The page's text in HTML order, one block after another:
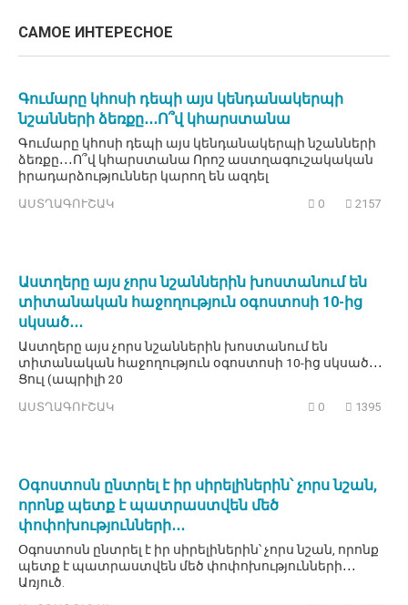
САМОЕ ИНТЕРЕСНОЕ
Գումարը կհոսի դեպի այս կենդանակերպի
նշանների ձեռքը․․․Ո՞վ կհարստանա
Գումարը կհոսի դեպի այս կենդանակերպի նշանների
ձեռքը․․․Ո՞վ կհարստանա Որոշ աստղագուշակական
իրադարձություններ կարող են ազդել
ԱՍՏՂԱԳՈՒՇԱԿ 0 2157
Աստղերը այս չորս նշաններին խոստանում են
տիտանական հաջողություն օգոստոսի 10-ից
սկսած․․․
Աստղերը այս չորս նշաններին խոստանում են
տիտանական հաջողություն օգոստոսի 10-ից սկսած․․․
Ցուլ (ապրիլի 20
ԱՍՏՂԱԳՈՒՇԱԿ 0 1395
Օգոստոսն ընտրել է իր սիրելիներին՝ չորս նշան,
որոնք պետք է պատրաստվեն մեծ
փոփոխությունների․․․
Օգոստոսն ընտրել է իր սիրելիներին՝ չորս նշան, որոնք
պետք է պատրաստվեն մեծ փոփոխությունների․․․
Առյուծ.